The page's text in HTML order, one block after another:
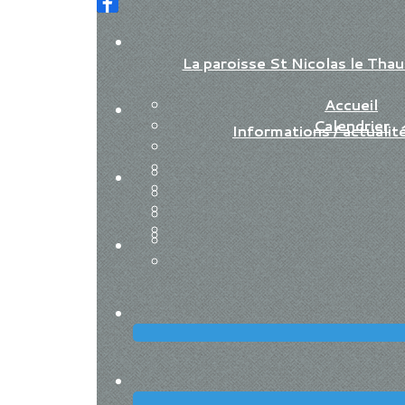
La paroisse St Nicolas le
Accueil
Calendrier
Informations /